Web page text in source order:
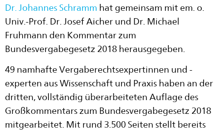
Dr. Johannes Schramm hat gemeinsam mit em. o.
Univ.-Prof. Dr. Josef Aicher und Dr. Michael
Fruhmann den Kommentar zum
Bundesvergabegesetz 2018 herausgegeben.
49 namhafte Vergaberechtsexpertinnen und -
experten aus Wissenschaft und Praxis haben an der
dritten, vollständig überarbeiteten Auflage des
Großkommentars zum Bundesvergabegesetz 2018
mitgearbeitet. Mit rund 3.500 Seiten stellt bereits